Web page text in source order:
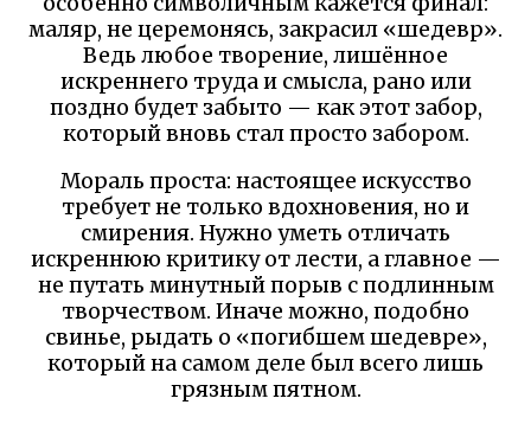
маляр, не церемонясь, закрасил «шедевр».
Ведь любое творение, лишённое
искреннего труда и смысла, рано или
поздно будет забыто — как этот забор,
который вновь стал просто забором.
Мораль проста: настоящее искусство
требует не только вдохновения, но и
смирения. Нужно уметь отличать
искреннюю критику от лести, а главное —
не путать минутный порыв с подлинным
творчеством. Иначе можно, подобно
свинье, рыдать о «погибшем шедевре»,
который на самом деле был всего лишь
грязным пятном.